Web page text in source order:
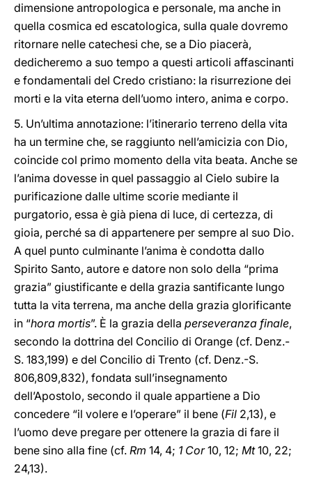
dimensione antropologica e personale, ma anche in
quella cosmica ed escatologica, sulla quale dovremo
ritornare nelle catechesi che, se a Dio piacerà,
dedicheremo a suo tempo a questi articoli affascinanti
e fondamentali del Credo cristiano: la risurrezione dei
morti e la vita eterna dell’uomo intero, anima e corpo.
5. Un’ultima annotazione: l’itinerario terreno della vita
ha un termine che, se raggiunto nell’amicizia con Dio,
coincide col primo momento della vita beata. Anche se
l’anima dovesse in quel passaggio al Cielo subire la
purificazione dalle ultime scorie mediante il
purgatorio, essa è già piena di luce, di certezza, di
gioia, perché sa di appartenere per sempre al suo Dio.
A quel punto culminante l’anima è condotta dallo
Spirito Santo, autore e datore non solo della “prima
grazia” giustificante e della grazia santificante lungo
tutta la vita terrena, ma anche della grazia glorificante
in “hora mortis”. È la grazia della perseveranza finale,
secondo la dottrina del Concilio di Orange (cf. Denz.-
S. 183,199) e del Concilio di Trento (cf. Denz.-S.
806,809,832), fondata sull’insegnamento
dell’Apostolo, secondo il quale appartiene a Dio
concedere “il volere e l’operare” il bene (Fil 2,13), e
l’uomo deve pregare per ottenere la grazia di fare il
bene sino alla fine (cf. Rm 14, 4; 1 Cor10, 12; Mt10, 22;
24,13).